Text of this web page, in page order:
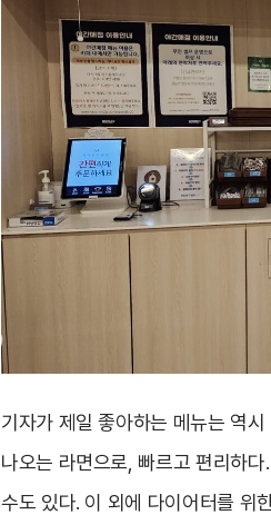
기자가 제일 좋아하는 메뉴는 역시
나오는 라면으로, 빠르고 편리하
수도 있다. 이 외에 다이어터를 위